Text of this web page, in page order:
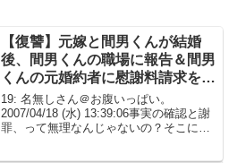
【復讐】元嫁と間男くんが結婚
後、間男くんの職場に報告＆間男
くんの元婚約者に慰謝料請求を促
した。
19: 名無しさん＠お腹いっぱい。
2007/04/18 (水) 13:39:06事実の確認と謝
罪、って無理なんじゃないの？そこにこ